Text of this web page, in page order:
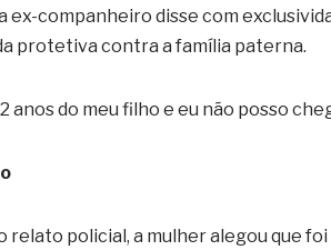
ex-companheiro disse com
protetiva contra a família paterna.
anos do meu filho e eu não posso
relato policial, a mulher alegou que